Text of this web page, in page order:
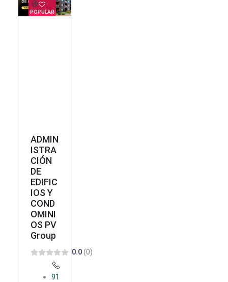
POPULAR
ADMIN
ISTRA
CIÓN
DE
EDIFIC
IOS Y
COND
OMINI
OS PV
Group
0.0(0)
91